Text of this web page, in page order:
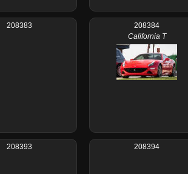
208383
208384
California T
208393 208394